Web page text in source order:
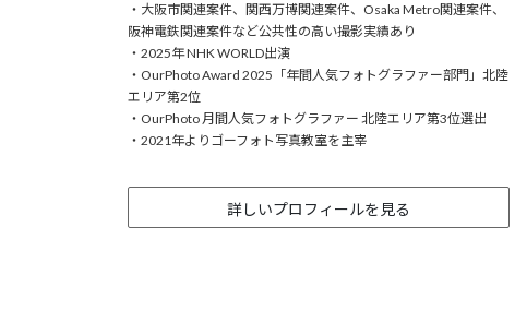
・大阪市関連案件、関西万博関連案件、Osaka Metro関連案件、
阪神電鉄関連案件など公共性の高い撮影実績あり
・2025年 NHK WORLD出演
・OurPhoto Award 2025「年間人気フォトグラファー部門」北陸
エリア第2位
・OurPhoto 月間人気フォトグラファー 北陸エリア第3位選出
・2021年よりゴーフォト写真教室を主宰
詳しいプロフィールを見る